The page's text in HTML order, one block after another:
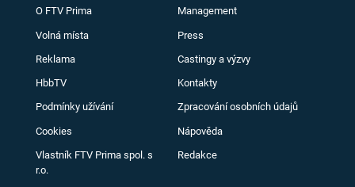
O FTV Prima Management
Volná místa Press
Reklama Castingy a výzvy
HbbTV Kontakty
Podmínky užívání Zpracování osobních údajů
Cookies Nápověda
Vlastník FTV Prima spol. s
r.o.
Redakce